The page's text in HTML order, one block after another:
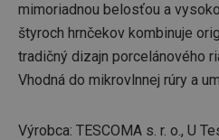
mimoriadnou belosťou a
štyroch hrnčekov kombinuje
tradičný dizajn porcelánového
Vhodná do mikrovlnnej rúry a
Výrobca: TESCOMA s. r. o., U